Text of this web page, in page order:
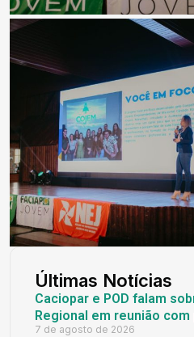
Últimas Notícias
Caciopar e POD falam
Regional em reunião
7 de agosto de 2026